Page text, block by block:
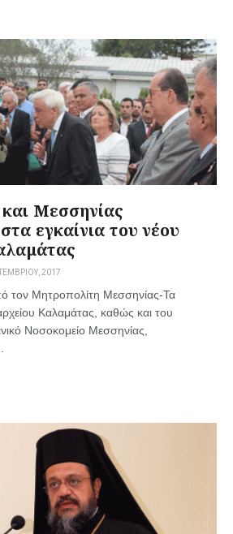
Μεσσηνίας
εγκαίνια του νέου
2017
τον Μητροπολίτη Μεσσηνίας-Τα
Καλαμάτας, καθώς και του
Νοσοκομείο Μεσσηνίας,